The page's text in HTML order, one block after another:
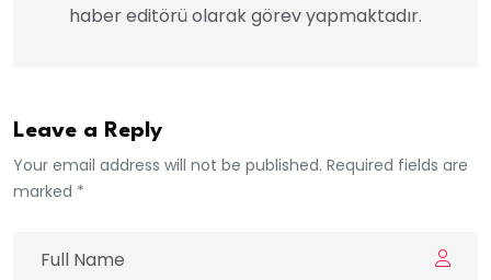
haber editörü olarak görev yapmaktadır.
Leave a Reply
Your email address will not be published. Required fields are
marked *